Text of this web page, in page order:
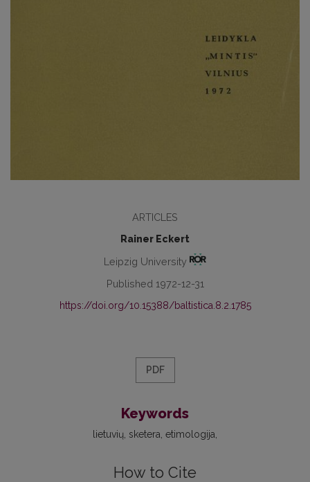
ARTICLES
Rainer Eckert
Leipzig University
Published 1972-12-31
https://doi.org/10.15388/baltistica.8.2.1785
PDF
Keywords
lietuvių sketera etimologija
How to Cite